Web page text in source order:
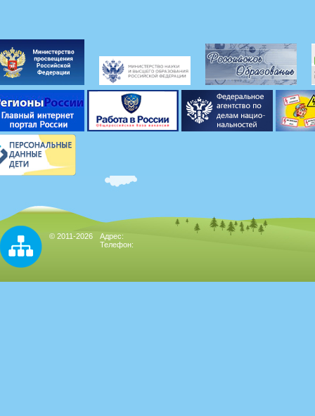
© 2011-2026
Адрес:
Телефон: